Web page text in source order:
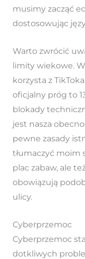
musimy zacząć
dostosowując
Warto zwrócić
limity wiekowe.
korzysta z
oficjalny próg to
blokady
jest nasza
pewne zasady
tłumaczyć moim
plac zabaw, ale
obowiązują
ulicy.
Cyberprzemoc
Cyberprzemoc
dotkliwych